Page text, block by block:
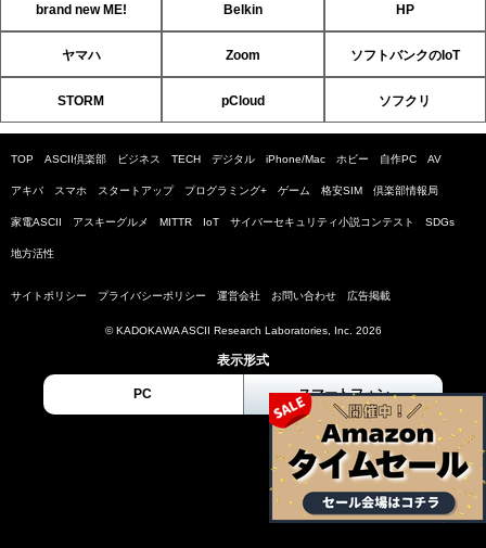
brand new ME! Belkin HP
ヤマハ Zoom ソフトバンクのIoT
STORM pCloud ソフクリ
TOP ASCII倶楽部 ビジネス TECH デジタル iPhone/Mac ホビー 自作PC AV
アキバ スマホ スタートアップ プログラミング+ ゲーム 格安SIM 倶楽部情報局
家電ASCII アスキーグルメ MITTR IoT サイバーセキュリティ小説コンテスト SDGs
地方活性
サイトポリシー プライバシーポリシー 運営会社 お問い合わせ 広告掲載
© KADOKAWA ASCII Research Laboratories, Inc. 2026
表示形式
PC スマートフォン